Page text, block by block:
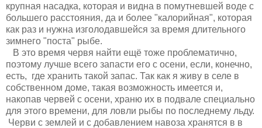
крупная насадка, которая и видна в помутневшей воде с
большего расстояния, да и более "калорийная", которая
как раз и нужна изголодавшейся за время длительного
зимнего "поста" рыбе.
В это время червя найти ещё тоже проблематично,
поэтому лучше всего запасти его с осени, если, конечно,
есть, где хранить такой запас. Так как я живу в селе в
собственном доме, такая возможность имеется и,
накопав червей с осени, храню их в подвале специально
для этого времени, для ловли рыбы по последнему льду.
Черви с землей и с добавлением навоза хранятся в в